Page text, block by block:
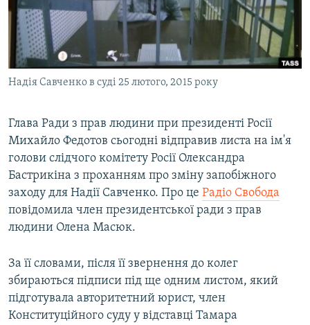
ВІДЕОУРОКИ «ELIFBE»
СВІДЧЕННЯ ОКУПАЦІЇ
УКРАЇНСЬКА ПРОБЛЕМА КРИМУ
ІНФОГРАФІКА
Русский
Qırımtatar
ДОЛУЧАЙСЯ!
Усі сайти RFE/RL
Надія Савченко в суді 25 лютого, 2015 року
Глава Ради з прав людини при президенті Росії
Михайло Федотов сьогодні відправив листа на ім'я
голови слідчого комітету Росії Олександра
Бастрикіна з проханням про зміну запобіжного
заходу для Надії Савченко. Про це Радіо Свобода
повідомила член президентської ради з прав
людини Олена Масюк.
За її словами, після її звернення до колег
збираються підписи під ще одним листом, який
підготувала авторитетний юрист, член
Конституційного суду у відставці Тамара